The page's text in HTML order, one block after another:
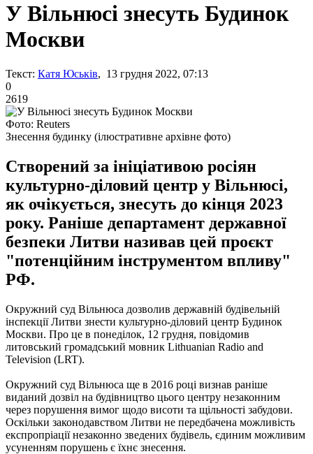
У Вільнюсі знесуть Будинок
Москви
Текст: Катя Юськів, 13 грудня 2022, 07:13
0
2619
Фото: Reuters
Знесення будинку (ілюстративне архівне фото)
Cтворений за ініціативою росіян
культурно-діловий центр у Вільнюсі,
як очікується, знесуть до кінця 2023
року. Раніше департамент державної
безпеки Литви називав цей проєкт
"потенційним інструментом впливу"
РФ.
Окружний суд Вільнюса дозволив державній будівельній
інспекції Литви знести культурно-діловий центр Будинок
Москви. Про це в понеділок, 12 грудня, повідомив
литовський громадський мовник Lithuanian Radio and
Television (LRT).
Окружний суд Вільнюса ще в 2016 році визнав раніше
виданий дозвіл на будівництво цього центру незаконним
через порушення вимог щодо висоти та щільності забудови.
Оскільки законодавством Литви не передбачена можливість
експропріації незаконно зведених будівель, єдиним можливим
усуненням порушень є їхнє знесення.